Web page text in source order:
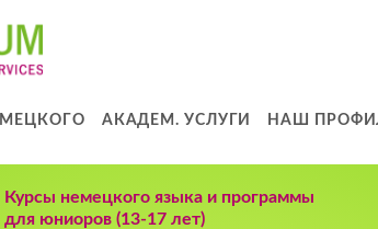
АКАДЕМ. УСЛУГИ НАШ
Курсы немецкого языка и программы
для юниоров (13-17 лет)